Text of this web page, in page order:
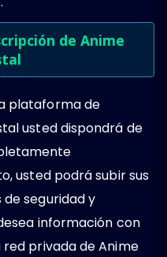
de Anime
plataforma de
usted dispondrá de
usted podrá subir sus
seguridad y
información con
privada de Anime